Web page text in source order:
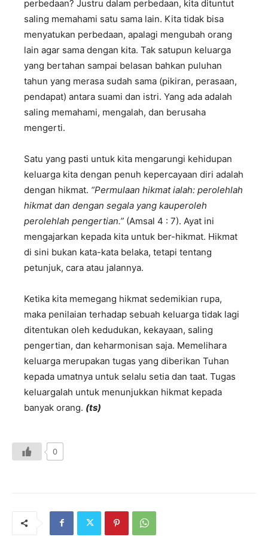
perbedaan? Justru dalam perbedaan, kita dituntut
saling memahami satu sama lain. Kita tidak bisa
menyatukan perbedaan, apalagi mengubah orang
lain agar sama dengan kita. Tak satupun keluarga
yang bertahan sampai belasan bahkan puluhan
tahun yang merasa sudah sama (pikiran, perasaan,
pendapat) antara suami dan istri. Yang ada adalah
saling memahami, mengalah, dan berusaha
mengerti.
Satu yang pasti untuk kita mengarungi kehidupan
keluarga kita dengan penuh kepercayaan diri adalah
dengan hikmat. “Permulaan hikmat ialah: perolehlah
hikmat dan dengan segala yang kauperoleh
perolehlah pengertian.” (Amsal 4 : 7). Ayat ini
mengajarkan kepada kita untuk ber-hikmat. Hikmat
di sini bukan kata-kata belaka, tetapi tentang
petunjuk, cara atau jalannya.
Ketika kita memegang hikmat sedemikian rupa,
maka penilaian terhadap sebuah keluarga tidak lagi
ditentukan oleh kedudukan, kekayaan, saling
pengertian, dan keharmonisan saja. Memelihara
keluarga merupakan tugas yang diberikan Tuhan
kepada umatnya untuk selalu setia dan taat. Tugas
keluargalah untuk menunjukkan hikmat kepada
banyak orang. (ts)
0